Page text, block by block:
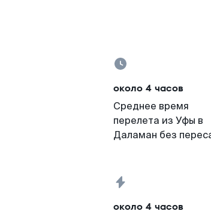
около 4 часов
Среднее время
перелета из Уфы в
Даламан без
около 4 часов